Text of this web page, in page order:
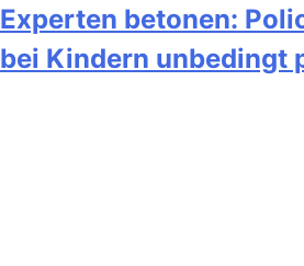
Experten betonen:
bei Kindern unbedingt